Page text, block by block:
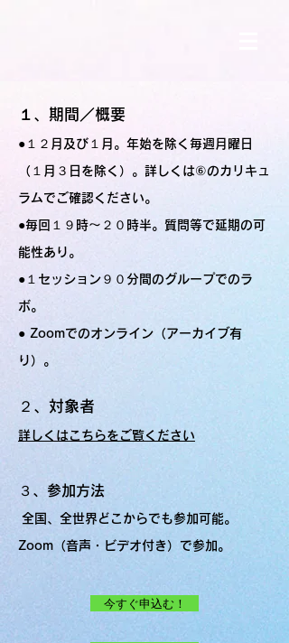
１、期間／概要
●１２月及び１月。年始を除く毎週月曜日
（１月３日を除く）。詳しくは⑥のカリキュ
ラムでご確認ください。
●毎回１９時〜２０時半。質問等で延期の可
能性あり。
●１セッション９０分間のグループでのラ
ボ。
● Zoom​でのオンライン（アーカイブ有
り）。
２、 対象者
詳しくはこちらをご覧ください
３、参加方法
全国、全世界どこからでも参加可能。
Zoom（音声・ビデオ付き）で参加。
今すぐ申込む！